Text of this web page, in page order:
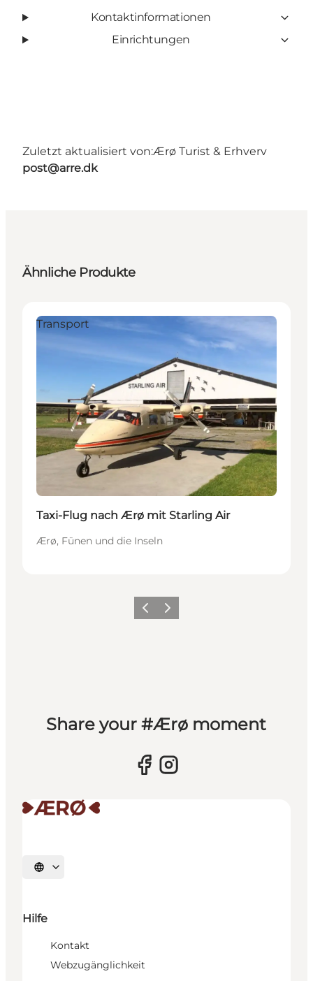
Kontaktinformationen
Einrichtungen
Zuletzt aktualisiert von:Ærø Turist & Erhverv
post@arre.dk
Ähnliche Produkte
Transport
Taxi-Flug nach Ærø mit Starling Air
Ærø, Fünen und die Inseln
ZurückWeiter
Share your #Ærø moment
Sprache auswählen
Hilfe
Kontakt
Webzugänglichkeit